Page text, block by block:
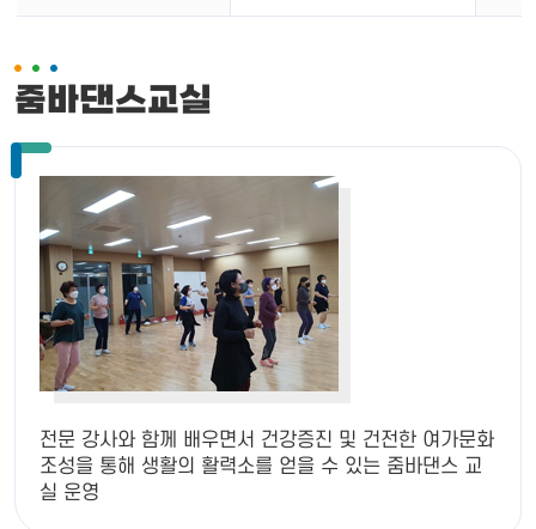
줌바댄스교실
전문 강사와 함께 배우면서 건강증진 및 건전한 여가문화
조성을 통해 생활의 활력소를 얻을 수 있는 줌바댄스 교
실 운영